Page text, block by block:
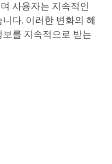
사용자는 지속적인
다. 이러한 변화의 혜
를 지속적으로 받는